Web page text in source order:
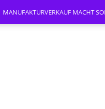
MANUFAKTURVERKAUF MACHT